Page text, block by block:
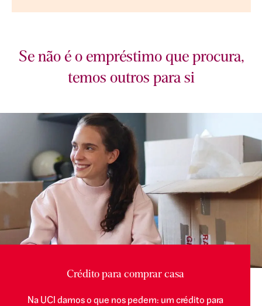
Se não é o empréstimo que procura,
temos outros para si
Crédito para comprar casa
Na UCI damos o que nos pedem: um crédito para